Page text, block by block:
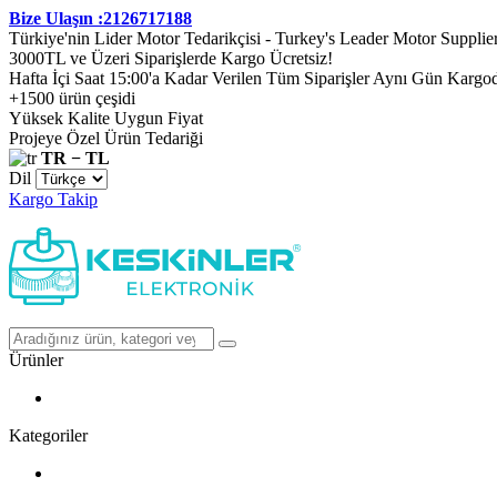
Bize Ulaşın :2126717188
Türkiye'nin Lider Motor Tedarikçisi - Turkey's Leader Motor
3000TL ve Üzeri Siparişlerde Kargo Ücretsiz!
Hafta İçi Saat 15:00'a Kadar Verilen Tüm Siparişler Aynı Gün
+1500 ürün çeşidi
Yüksek Kalite Uygun Fiyat
Projeye Özel Ürün Tedariği
TR − TL
Dil
Kargo Takip
Ürünler
Kategoriler